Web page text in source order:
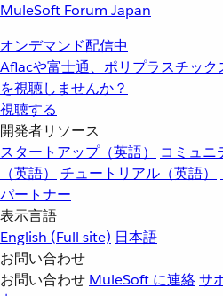
MuleSoft Forum Japan
オンデマンド配信中
Aflacや富士通、ポリプラスチッ
を視聴しませんか？
視聴する
開発者リソース
スタートアップ（英語）
コミュニ
（英語）
チュートリアル（英語）
パートナー
表示言語
English (Full site) 日本語
お問い合わせ
お問い合わせ MuleSoft に連絡サ